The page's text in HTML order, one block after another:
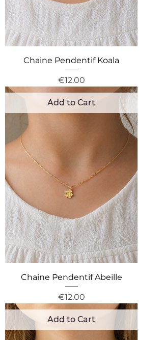
Chaine Pendentif Koala
Price
€12.00
Add to Cart
Chaine Pendentif Abeille
Price
€12.00
Add to Cart